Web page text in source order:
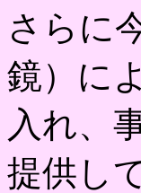
さらに
鏡）に
入れ、
提供し